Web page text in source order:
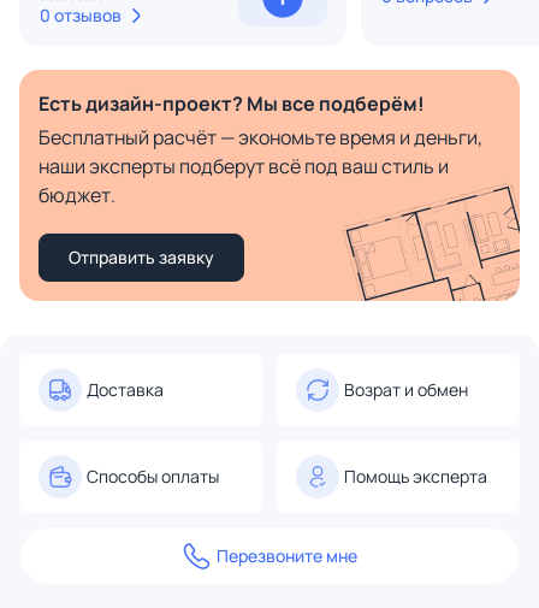
0 отзывов
Есть дизайн-проект? Мы все подберём!
Бесплатный расчёт — экономьте время и деньги,
наши эксперты подберут всё под ваш стиль и
бюджет.
Отправить заявку
Доставка Возрат и обмен
Способы оплаты Помощь эксперта
Перезвоните мне